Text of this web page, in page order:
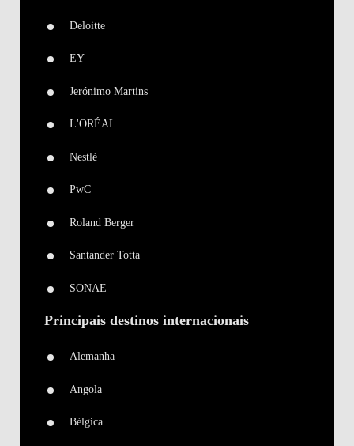
Deloitte
EY
Jerónimo Martins
L'ORÉAL
Nestlé
PwC
Roland Berger
Santander Totta
SONAE
Principais destinos internacionais
Alemanha
Angola
Bélgica